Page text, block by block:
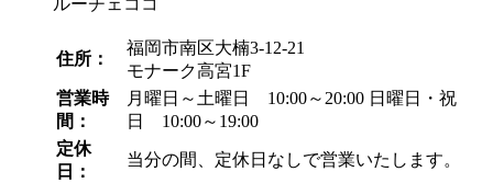
ルーチェココ
住所：
福岡市南区大楠3-12-21
モナーク高宮1F
営業時
間：
月曜日～土曜日 10:00～20:00 日曜日・祝
日 10:00～19:00
定休
日：
当分の間、定休日なしで営業いたします。